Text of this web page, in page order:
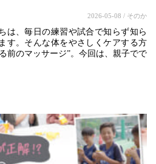
2026-05-08 / そのか
は、毎日の練習や試合で知らず知ら
す。そんな体をやさしくケアする方
前のマッサージ”。今回は、親子でで